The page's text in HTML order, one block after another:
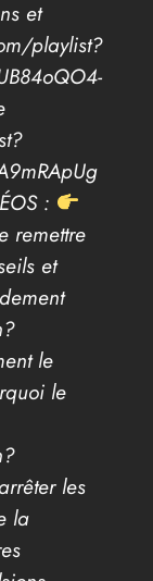
et
playlist?
:
remettre
et
le
le
les
la